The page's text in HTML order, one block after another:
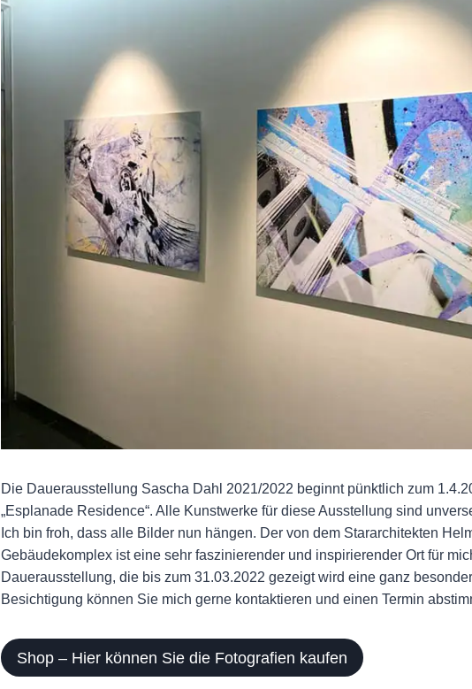
Die Dauerausstellung Sascha Dahl 2021/2022 beginnt pünktlich zum
„Esplanade Residence“. Alle Kunstwerke für diese Ausstellung sind
Ich bin froh, dass alle Bilder nun hängen. Der von dem Stararchitekten
Gebäudekomplex ist eine sehr faszinierender und inspirierender Ort für
Dauerausstellung, die bis zum 31.03.2022 gezeigt wird eine ganz
Besichtigung können Sie mich gerne kontaktieren und einen Termin
Shop – Hier können Sie die Fotografien kaufen